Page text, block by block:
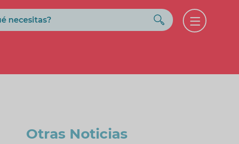
Buscar
Open
Otras Noticias